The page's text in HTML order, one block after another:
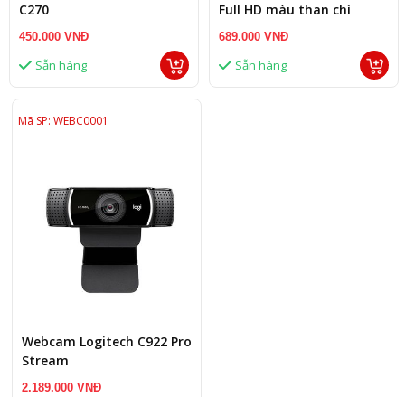
C270
450.000 VNĐ
Sẵn hàng
Full HD màu than chì
689.000 VNĐ
Sẵn hàng
Mã SP: WEBC0001
Webcam Logitech C922 Pro
Stream
2.189.000 VNĐ